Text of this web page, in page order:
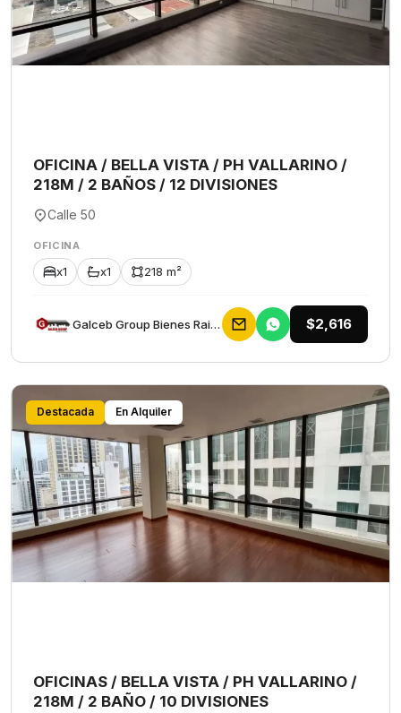
OFICINA / BELLA VISTA / PH VALLARINO /
218M / 2 BAÑOS / 12 DIVISIONES
Calle 50
OFICINA
x1 x1 218 m²
Galceb Group Bienes Raices $2,616
Destacada En Alquiler
OFICINAS / BELLA VISTA / PH VALLARINO /
218M / 2 BAÑO / 10 DIVISIONES